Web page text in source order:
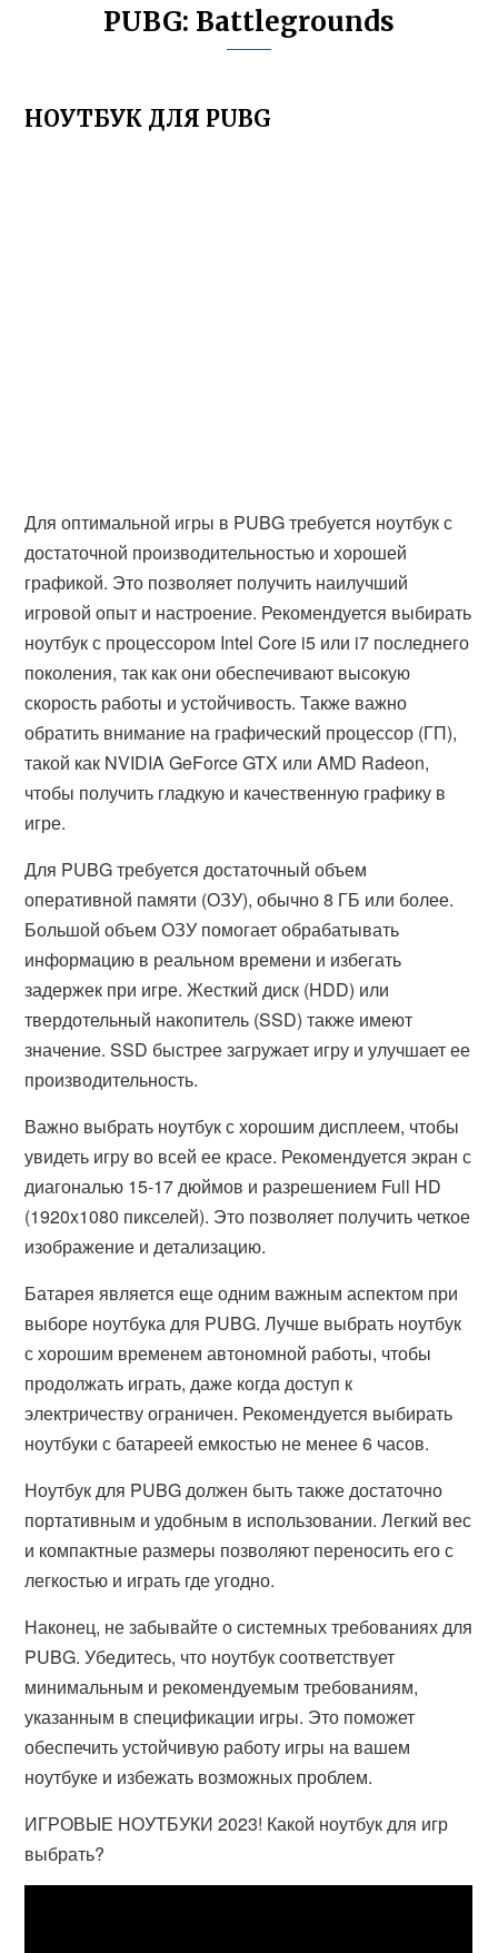
PUBG: Battlegrounds
НОУТБУК ДЛЯ PUBG
Для оптимальной игры в PUBG требуется ноутбук с
достаточной производительностью и хорошей
графикой. Это позволяет получить наилучший
игровой опыт и настроение. Рекомендуется выбирать
ноутбук с процессором Intel Core i5 или i7 последнего
поколения, так как они обеспечивают высокую
скорость работы и устойчивость. Также важно
обратить внимание на графический процессор (ГП),
такой как NVIDIA GeForce GTX или AMD Radeon,
чтобы получить гладкую и качественную графику в
игре.
Для PUBG требуется достаточный объем
оперативной памяти (ОЗУ), обычно 8 ГБ или более.
Большой объем ОЗУ помогает обрабатывать
информацию в реальном времени и избегать
задержек при игре. Жесткий диск (HDD) или
твердотельный накопитель (SSD) также имеют
значение. SSD быстрее загружает игру и улучшает ее
производительность.
Важно выбрать ноутбук с хорошим дисплеем, чтобы
увидеть игру во всей ее красе. Рекомендуется экран с
диагональю 15-17 дюймов и разрешением Full HD
(1920x1080 пикселей). Это позволяет получить четкое
изображение и детализацию.
Батарея является еще одним важным аспектом при
выборе ноутбука для PUBG. Лучше выбрать ноутбук
с хорошим временем автономной работы, чтобы
продолжать играть, даже когда доступ к
электричеству ограничен. Рекомендуется выбирать
ноутбуки с батареей емкостью не менее 6 часов.
Ноутбук для PUBG должен быть также достаточно
портативным и удобным в использовании. Легкий вес
и компактные размеры позволяют переносить его с
легкостью и играть где угодно.
Наконец, не забывайте о системных требованиях для
PUBG. Убедитесь, что ноутбук соответствует
минимальным и рекомендуемым требованиям,
указанным в спецификации игры. Это поможет
обеспечить устойчивую работу игры на вашем
ноутбуке и избежать возможных проблем.
ИГРОВЫЕ НОУТБУКИ 2023! Какой ноутбук для игр
выбрать?